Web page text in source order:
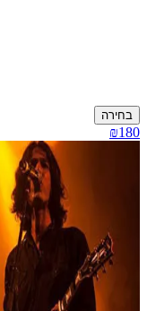
בחירה
₪180